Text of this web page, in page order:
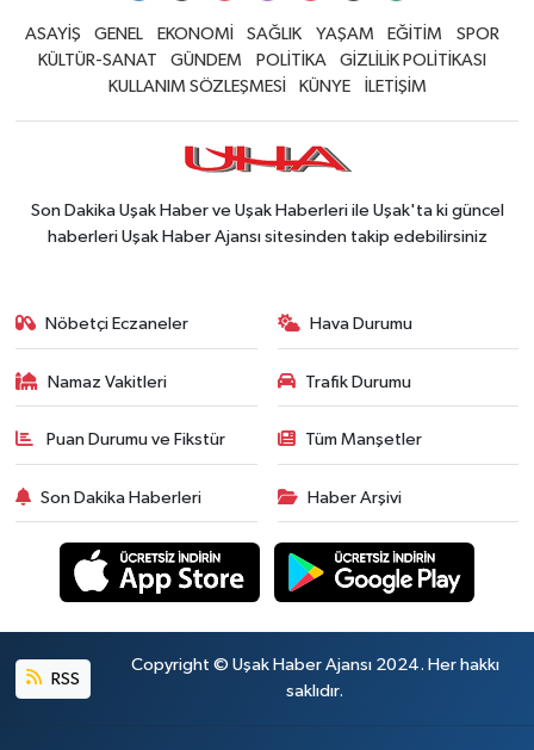
ASAYİŞ GENEL EKONOMİ SAĞLIK YAŞAM EĞİTİM
SPOR
KÜLTÜR-SANAT
GÜNDEM POLİTİKA
GİZLİLİK POLİTİKASI
KULLANIM SÖZLEŞMESİ
KÜNYE İLETİŞİM
Son Dakika Uşak Haber ve Uşak Haberleri ile Uşak'ta ki güncel
haberleri Uşak Haber Ajansı sitesinden takip edebilirsiniz
Nöbetçi Eczaneler Hava Durumu
Namaz Vakitleri Trafik Durumu
Puan Durumu ve Fikstür Tüm Manşetler
Son Dakika Haberleri Haber Arşivi
RSS
Copyright © Uşak Haber Ajansı 2024. Her hakkı
saklıdır.